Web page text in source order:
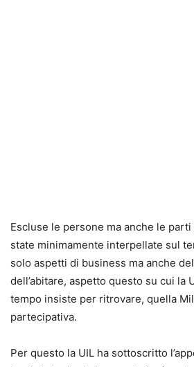
Escluse le persone ma anche le
state minimamente interpellate sul
solo aspetti di business ma anche
dell’abitare, aspetto questo su cui la
tempo insiste per ritrovare, quella
partecipativa.
Per questo la UIL ha sottoscritto